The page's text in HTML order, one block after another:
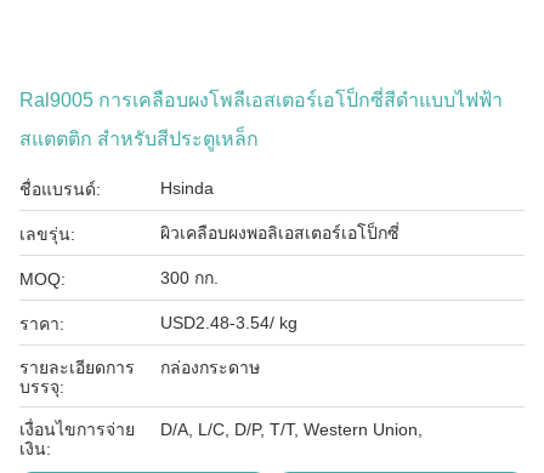
Ral9005 การเคลือบผงโพลีเอสเตอร์เอโป็กซี่สีดําแบบไฟฟ้า
สแตตติก สําหรับสีประตูเหล็ก
ชื่อแบรนด์: Hsinda
เลขรุ่น: ผิวเคลือบผงพอลิเอสเตอร์เอโป็กซี่
MOQ: 300 กก.
ราคา: USD2.48-3.54/ kg
รายละเอียดการ
บรรจุ:
กล่องกระดาษ
เงื่อนไขการจ่าย
เงิน:
D/A, L/C, D/P, T/T, Western Union,